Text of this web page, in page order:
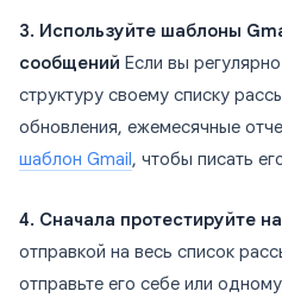
3. Используйте шаблоны
сообщений Если вы
структуру своему списку
обновления, ежемесячные
шаблон Gmail , чтобы писать
4. Сначала протестируйте
отправкой на весь список
отправьте его себе или